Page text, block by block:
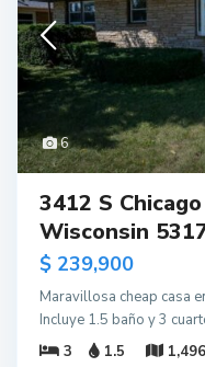
6
3412 S
Wisconsin
$ 239,900
Maravillosa cheap casa
Incluye 1.5 baño y 3
3
1.5